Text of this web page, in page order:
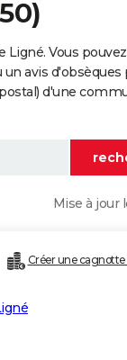
Ligné. Vous
avis d'obsèques
d'une
Mise à jour
Créer une cagnotte